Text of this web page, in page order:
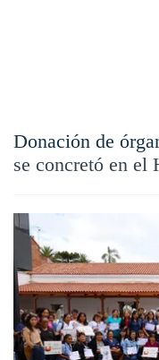
Donación de
se concretó en el